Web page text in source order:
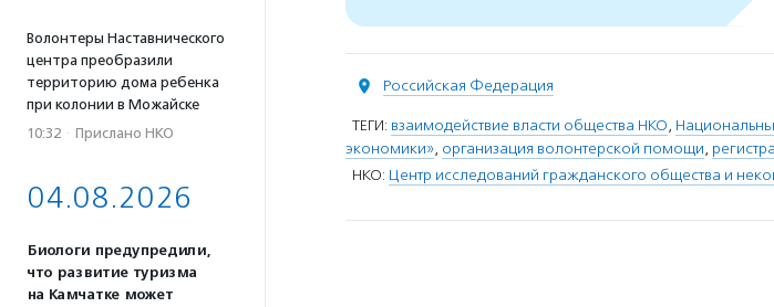
Волонтеры Наставнического
центра преобразили
территорию дома ребенка
при колонии в Можайске
10:32 · Прислано НКО
04.08.2026
Биологи предупредили,
что развитие туризма
на Камчатке может
Российская Федерация
ТЕГИ: взаимодействие власти общества НКО,
экономики», организация волонтерской помощи,
НКО: Центр исследований гражданского общества и